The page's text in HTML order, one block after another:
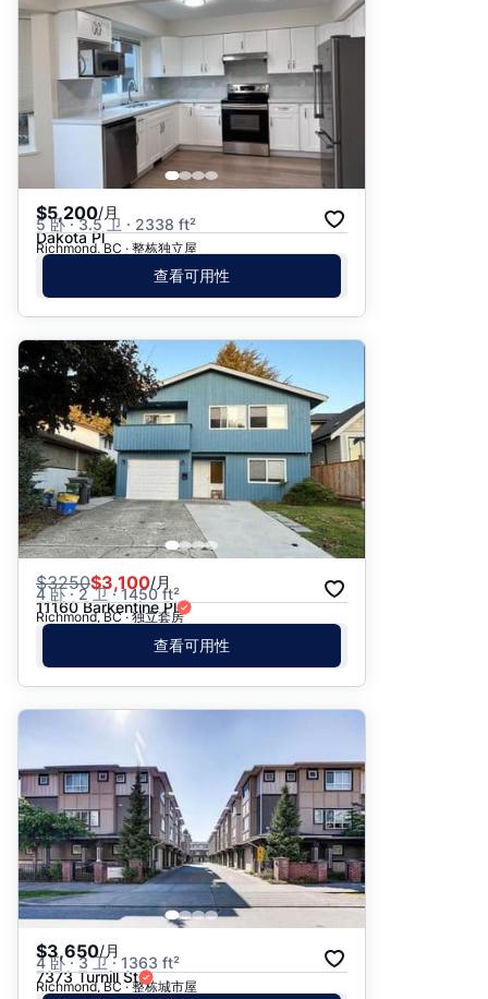
$5,200/月
5 卧 · 3.5 卫 · 2338 ft²
Dakota Pl
Richmond, BC · 整栋独立屋
查看可用性
$3250$3,100/月
4 卧 · 2 卫 · 1450 ft²
11160 Barkentine Pl
Richmond, BC · 独立套房
查看可用性
$3,650/月
4 卧 · 3 卫 · 1363 ft²
7373 Turnill St
Richmond, BC · 整栋城市屋